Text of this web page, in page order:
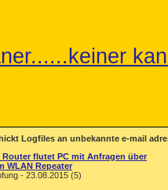
Logfiles an unbekannte e-mail
flutet PC mit Anfragen über
WLAN Repeater
- 23.08.2015 (5)